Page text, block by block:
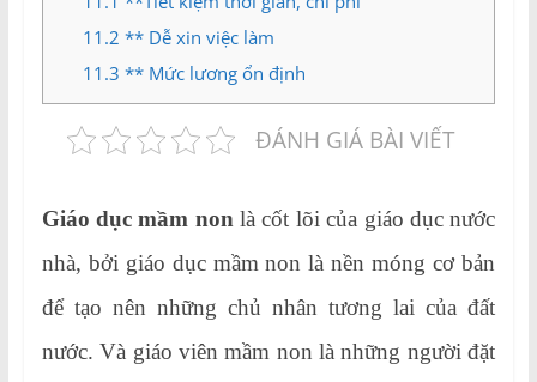
11.2 ** Dễ xin việc làm
11.3 ** Mức lương ổn định
ĐÁNH GIÁ BÀI VIẾT
Giáo dục mầm nonlà cốt lõi của giáo dục nước
nhà, bởi giáo dục mầm non là nền móng cơ bản
để tạo nên những chủ nhân tương lai của đất
nước. Và giáo viên mầm non là những người đặt